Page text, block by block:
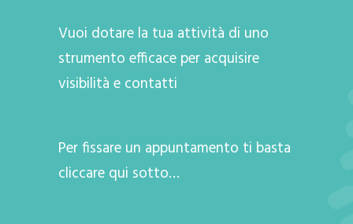
Vuoi dotare la tua attività di uno
strumento efficace per acquisire
visibilità e contatti
Per fissare un appuntamento ti basta
cliccare qui sotto…